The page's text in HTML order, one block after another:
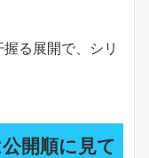
る展開で、シリ
開順に見て